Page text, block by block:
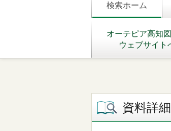
検索ホーム
オーテピア高知
ウェブサイト
資料詳細